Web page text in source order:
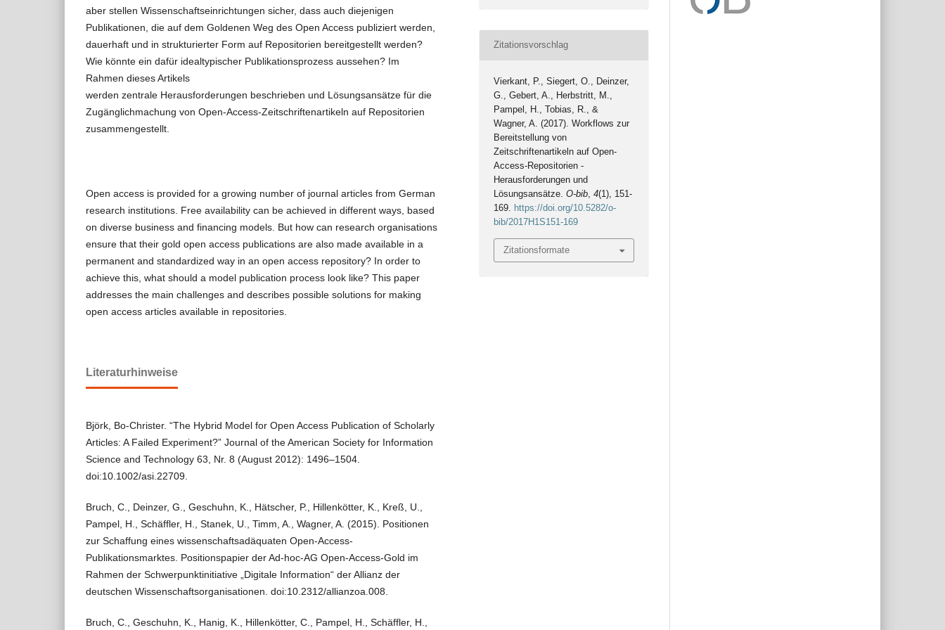
aber stellen Wissenschaftseinrichtungen sicher, dass auch diejenigen
Publikationen, die auf dem Goldenen Weg des Open Access publiziert werden,
dauerhaft und in strukturierter Form auf Repositorien bereitgestellt werden?
Wie könnte ein dafür idealtypischer Publikationsprozess aussehen? Im
Rahmen dieses Artikels
werden zentrale Herausforderungen beschrieben und Lösungsansätze für die
Zugänglichmachung von Open-Access-Zeitschriftenartikeln auf Repositorien
zusammengestellt.
Open access is provided for a growing number of journal articles from German
research institutions. Free availability can be achieved in different ways, based
on diverse business and financing models. But how can research organisations
ensure that their gold open access publications are also made available in a
permanent and standardized way in an open access repository? In order to
achieve this, what should a model publication process look like? This paper
addresses the main challenges and describes possible solutions for making
open access articles available in repositories.
Literaturhinweise
Björk, Bo-Christer. “The Hybrid Model for Open Access Publication of Scholarly
Articles: A Failed Experiment?” Journal of the American Society for Information
Science and Technology 63, Nr. 8 (August 2012): 1496–1504.
doi:10.1002/asi.22709.
Bruch, C., Deinzer, G., Geschuhn, K., Hätscher, P., Hillenkötter, K., Kreß, U.,
Pampel, H., Schäffler, H., Stanek, U., Timm, A., Wagner, A. (2015). Positionen
zur Schaffung eines wissenschaftsadäquaten Open-Access-
Publikationsmarktes. Positionspapier der Ad-hoc-AG Open-Access-Gold im
Rahmen der Schwerpunktinitiative „Digitale Information“ der Allianz der
deutschen Wissenschaftsorganisationen. doi:10.2312/allianzoa.008.
Bruch, C., Geschuhn, K., Hanig, K., Hillenkötter, C., Pampel, H., Schäffler, H.,
Zitationsvorschlag
Vierkant, P., Siegert, O., Deinzer,
G., Gebert, A., Herbstritt, M.,
Pampel, H., Tobias, R., &
Wagner, A. (2017). Workflows zur
Bereitstellung von
Zeitschriftenartikeln auf Open-
Access-Repositorien -
Herausforderungen und
Lösungsansätze.O-bib ,4(1), 151-
169.
https://doi.org/10.5282/o-
bib/2017H1S151-169
Zitationsformate